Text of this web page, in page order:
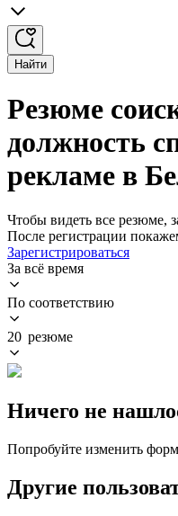
Найти
Резюме
должность
рекламе в
Чтобы видеть все резюме,
После регистрации
Зарегистрироваться
За всё время
По соответствию
20 резюме
Ничего не
Попробуйте изменить
Другие